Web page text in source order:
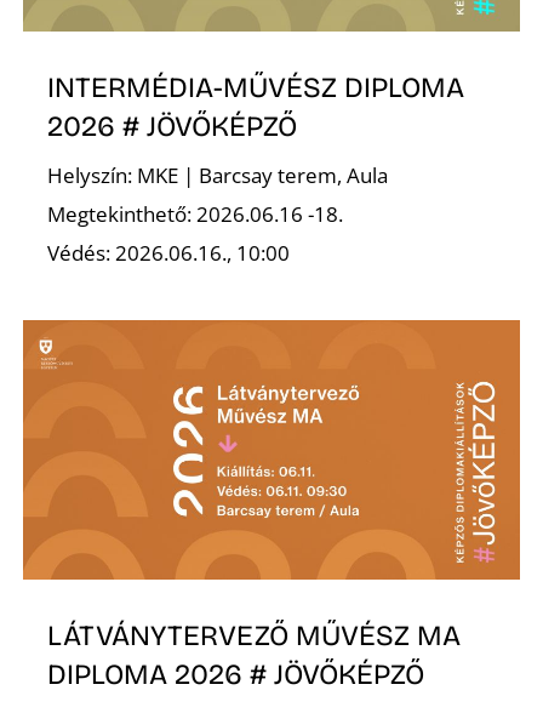
INTERMÉDIA-MŰVÉSZ DIPLOMA
2026 # JÖVŐKÉPZŐ
Helyszín: MKE | Barcsay terem, Aula
Megtekinthető: 2026.06.16 -18.
Védés: 2026.06.16., 10:00
LÁTVÁNYTERVEZŐ MŰVÉSZ MA
DIPLOMA 2026 # JÖVŐKÉPZŐ